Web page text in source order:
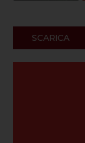
SCARICA